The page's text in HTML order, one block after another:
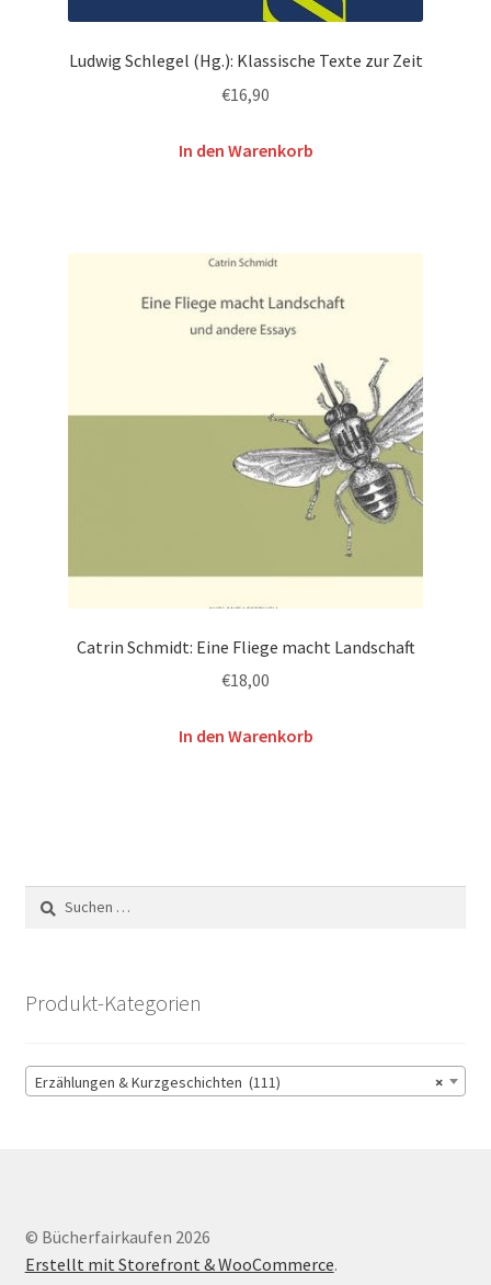
Ludwig Schlegel (Hg.): Klassische Texte zur Zeit
€16,90
In den Warenkorb
Catrin Schmidt: Eine Fliege macht Landschaft
€18,00
In den Warenkorb
Suchen
nach:
Produkt-Kategorien
×
Erzählungen & Kurzgeschichten (111)
© Bücherfairkaufen 2026
Erstellt mit Storefront & WooCommerce.